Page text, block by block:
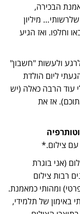
הבכירה,
מיליון
וחלפו. ואז הגיע
ולעשות "חשבון"
ליום הולדת
עוד הרבה כאלה (יש
חצי מתוכם). אז את
צילום.*
(אני בוגרת
רבות צילום
ומהותי כמאמנת.
באימון של תלמידי,